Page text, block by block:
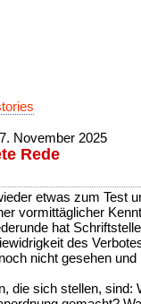
November 2025
Rede
etwas zum Test
vormittäglicher
hat
des
nicht gesehen
die sich stellen, sind: